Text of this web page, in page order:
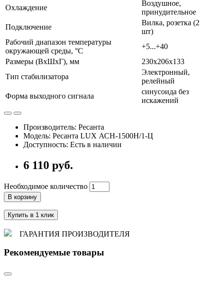
Охлаждение
Воздушное,
принудительное
Подключение
Вилка, розетка (2
шт)
Рабочий диапазон температуры
окружающей среды, °С
+5...+40
Размеры (ВхШхГ), мм
230х206х133
Тип стабилизатора
Электронный,
релейный
Форма выходного сигнала
синусоида без
искажений
Производитель: Ресанта
Модель: Ресанта LUX АСН-1500Н/1-Ц
Доступность: Есть в наличии
6 110 руб.
Необходимое количество
В корзину
Купить в 1 клик
ГАРАНТИЯ ПРОИЗВОДИТЕЛЯ
Рекомендуемые товары